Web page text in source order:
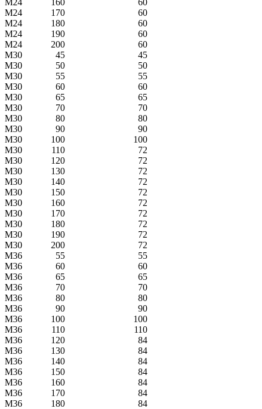
M24
170
60
M24
180
60
M24
190
60
M24
200
60
M30
45
45
M30
50
50
M30
55
55
M30
60
60
M30
65
65
M30
70
70
M30
80
80
M30
90
90
M30
100
100
M30
110
72
M30
120
72
M30
130
72
M30
140
72
M30
150
72
M30
160
72
M30
170
72
M30
180
72
M30
190
72
M30
200
72
M36
55
55
M36
60
60
M36
65
65
M36
70
70
M36
80
80
M36
90
90
M36
100
100
M36
110
110
M36
120
84
M36
130
84
M36
140
84
M36
150
84
M36
160
84
M36
170
84
M36
180
84